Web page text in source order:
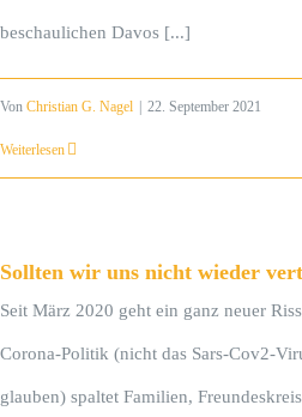
beschaulichen Davos [...]
Von Christian G. Nagel | 22. September 2021
Weiterlesen
Sollten wir uns nicht wieder
Seit März 2020 geht ein ganz neuer
Corona-Politik (nicht das Sars-Cov2-
glauben) spaltet Familien,